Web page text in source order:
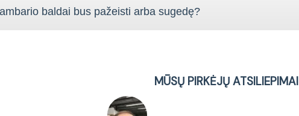
baldai bus pažeisti arba sugedę?
MŪSŲ PIRKĖJŲ ATSILIEPIMAI